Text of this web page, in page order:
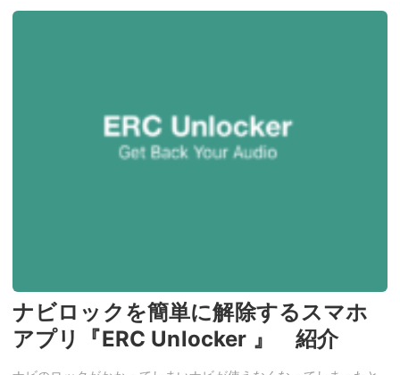
ナビロックを簡単に解除するスマホ
アプリ『ERC Unlocker 』 紹介